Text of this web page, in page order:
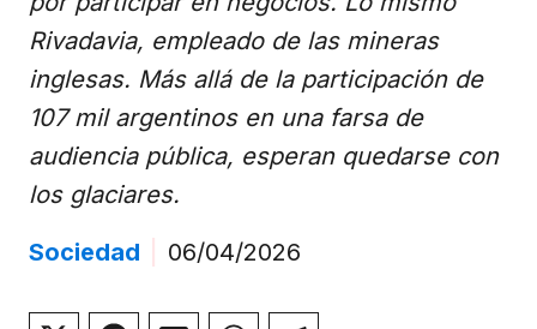
Rivadavia, empleado de las mineras
inglesas. Más allá de la participación de
107 mil argentinos en una farsa de
audiencia pública, esperan quedarse con
los glaciares.
Sociedad
06/04/2026